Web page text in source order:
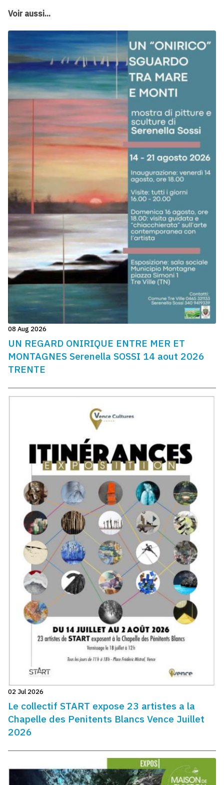
Voir aussi...
08 Aug 2026
UN REGARD ONIRIQUE ENTRE MER ET
MONTAGNES Serenella SOSSI 14 aout 2026
TRENTE
02 Jul 2026
Le collectif START expose 23 artistes a la
Chapelle des Penitents Blancs Vence Juillet
2026